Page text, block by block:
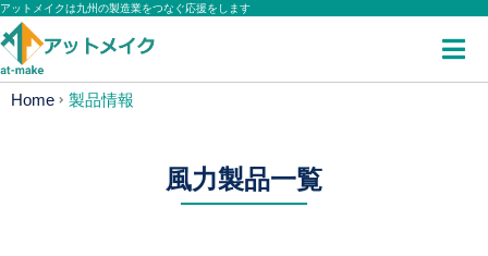
アットメイクは九州の製造業をつなぐ応援をします
Home 製品情報
風力製品一覧